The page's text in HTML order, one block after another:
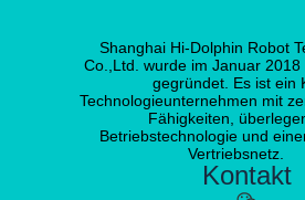
Shanghai Hi-Dolphin Robot
Co.,Ltd. wurde im Januar 2018
gegründet. Es ist ein
Technologieunternehmen mit
Fähigkeiten,
Betriebstechnologie und
Vertriebsnetz.
Kontakt